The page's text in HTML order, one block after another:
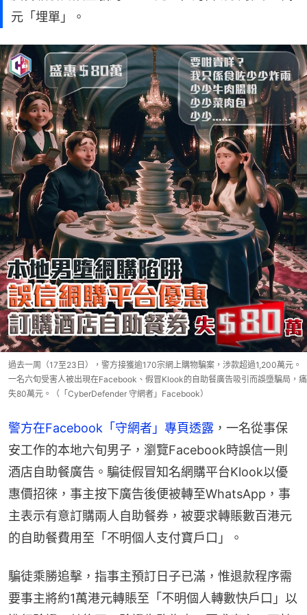
元「埋單」。
過去一周（17至23日），警方接獲逾170宗網上購物騙案，涉款超過1,200萬元。
一名六旬受害人被出現在Facebook、假冒Klook的自助餐廣告吸引而誤墮騙局，痛
失80萬元。（「CyberDefender 守網者」Facebook）
警方在Facebook「守網者」專頁透露 ，一名從事保
安工作的本地六旬男子，瀏覽Facebook時誤信一則
酒店自助餐廣告。騙徒假冒知名網購平台Klook以優
惠價招徠，事主按下廣告後便被轉至WhatsApp，事
主表示有意訂購兩人自助餐券，被要求轉賬數百港元
的自助餐費用至「不明個人支付寶戶口」。
騙徒乘勝追擊，指事主預訂日子已滿，惟退款程序需
要事主將約1萬港元轉賬至「不明個人轉數快戶口」以